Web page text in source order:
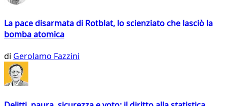
La pace disarmata di Rotblat, lo scienziato che lasciò la
bomba atomica
di Gerolamo Fazzini